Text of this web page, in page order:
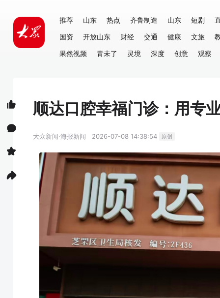
推荐 山东 热点 齐鲁制造 山东 短剧
国资
开放山东 财经 交通 健康 文旅
果然视频
青未了 灵境 深度 创意 观察
顺达口腔幸福门诊：用专
大众新闻·海报新闻 2026-07-08 14:38:54 原创